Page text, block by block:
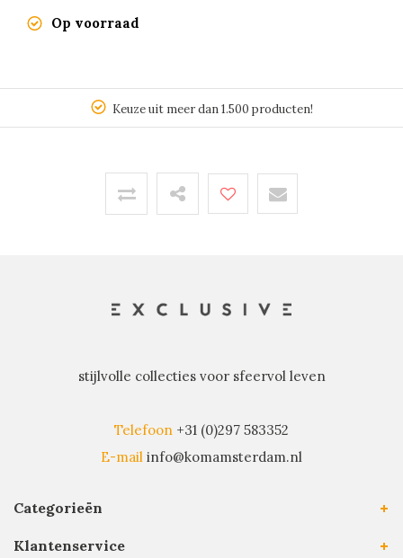
Op voorraad
Keuze uit meer dan 1.500 producten!
stijlvolle collecties voor sfeervol leven
Telefoon +31 (0)297 583352
E-mail info@komamsterdam.nl
Categorieën
Klantenservice